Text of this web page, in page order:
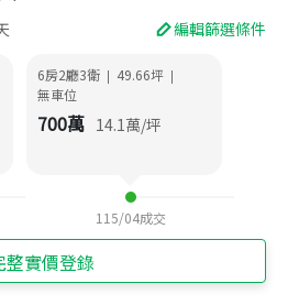
編輯篩選條件
6房2廳3衛 | 49.66坪 |
無車位
700萬 14.1萬/坪
115/04成交
整實價登錄